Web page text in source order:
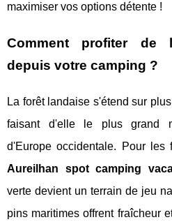
maximiser vos options détente !
Comment profiter de
depuis votre camping ?
La forêt landaise s'étend sur
faisant d'elle le plus grand
d'Europe occidentale. Pour les
Aureilhan spot camping
verte devient un terrain de jeu
pins maritimes offrent fraîcheur